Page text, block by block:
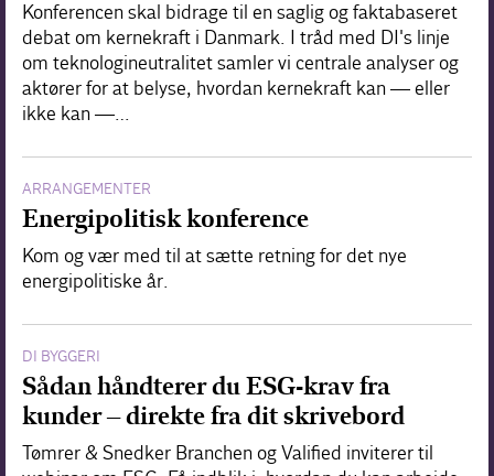
Konferencen skal bidrage til en saglig og faktabaseret
debat om kernekraft i Danmark. I tråd med DI's linje
om teknologineutralitet samler vi centrale analyser og
aktører for at belyse, hvordan kernekraft kan — eller
ikke kan —…
ARRANGEMENTER
Energipolitisk konference
Kom og vær med til at sætte retning for det nye
energipolitiske år.
DI BYGGERI
Sådan håndterer du ESG-krav fra
kunder – direkte fra dit skrivebord
Tømrer & Snedker Branchen og Valified inviterer til